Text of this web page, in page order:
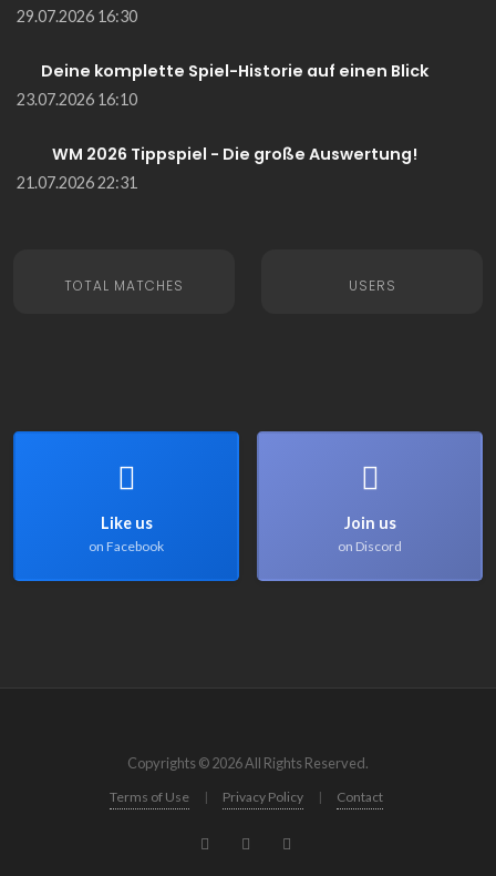
29.07.2026 16:30
Deine komplette Spiel-Historie auf einen Blick
23.07.2026 16:10
WM 2026 Tippspiel - Die große Auswertung!
21.07.2026 22:31
TOTAL MATCHES USERS
Like us
on Facebook
Join us
on Discord
Copyrights © 2026 All Rights Reserved.
Terms of Use | Privacy Policy | Contact